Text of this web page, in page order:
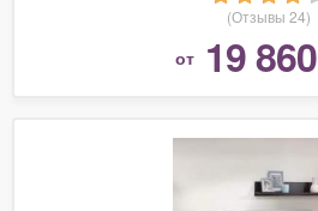
(Отзывы 24)
от 19 860